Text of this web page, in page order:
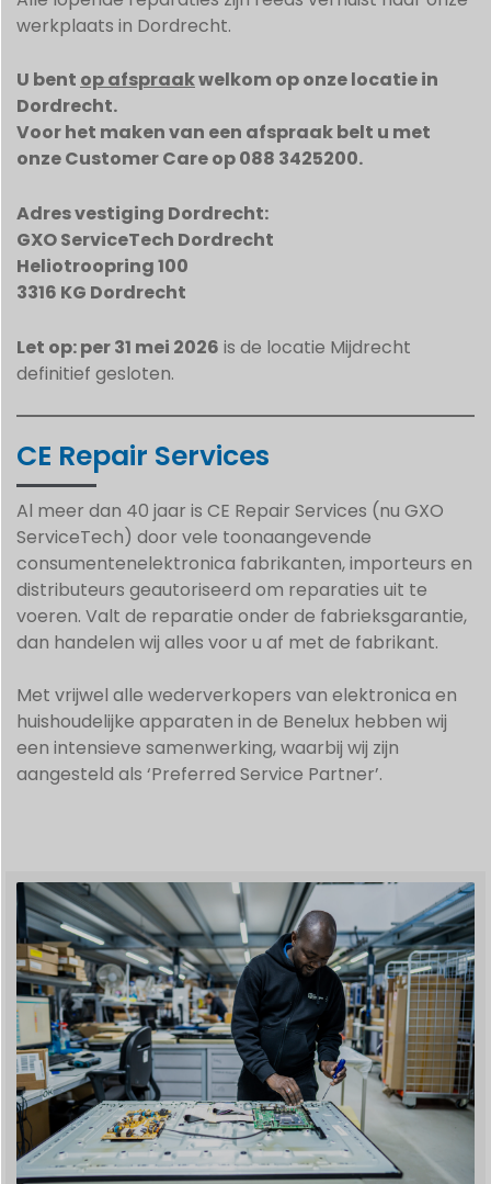
werkplaats in Dordrecht.
U bent op afspraakwelkom op onze locatie in
Dordrecht.
Voor het maken van een afspraak belt u met
onze Customer Care op 088 3425200.
Adres vestiging Dordrecht:
GXO ServiceTech Dordrecht
Heliotroopring 100
3316 KG Dordrecht
Let op: per 31 mei 2026 is de locatie Mijdrecht
definitief gesloten.
CE Repair Services
Al meer dan 40 jaar is CE Repair Services (nu GXO
ServiceTech) door vele toonaangevende
consumentenelektronica fabrikanten, importeurs en
distributeurs geautoriseerd om reparaties uit te
voeren. Valt de reparatie onder de fabrieksgarantie,
dan handelen wij alles voor u af met de fabrikant.
Met vrijwel alle wederverkopers van elektronica en
huishoudelijke apparaten in de Benelux hebben wij
een intensieve samenwerking, waarbij wij zijn
aangesteld als ‘Preferred Service Partner’.